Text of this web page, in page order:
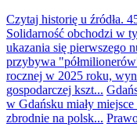
Czytaj historię u źródła.
Solidarność obchodzi w
ukazania się pierwszego
przybywa
rocznej w 2025 roku,
gospodarczej kszt...
w Gdańsku miały
zbrodnie na polsk...